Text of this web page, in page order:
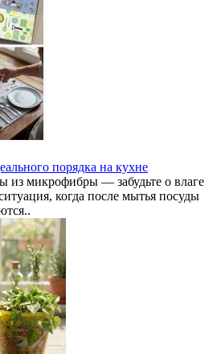
порядка на кухне
из микрофибры — забудьте о влаге
когда после мытья посуды